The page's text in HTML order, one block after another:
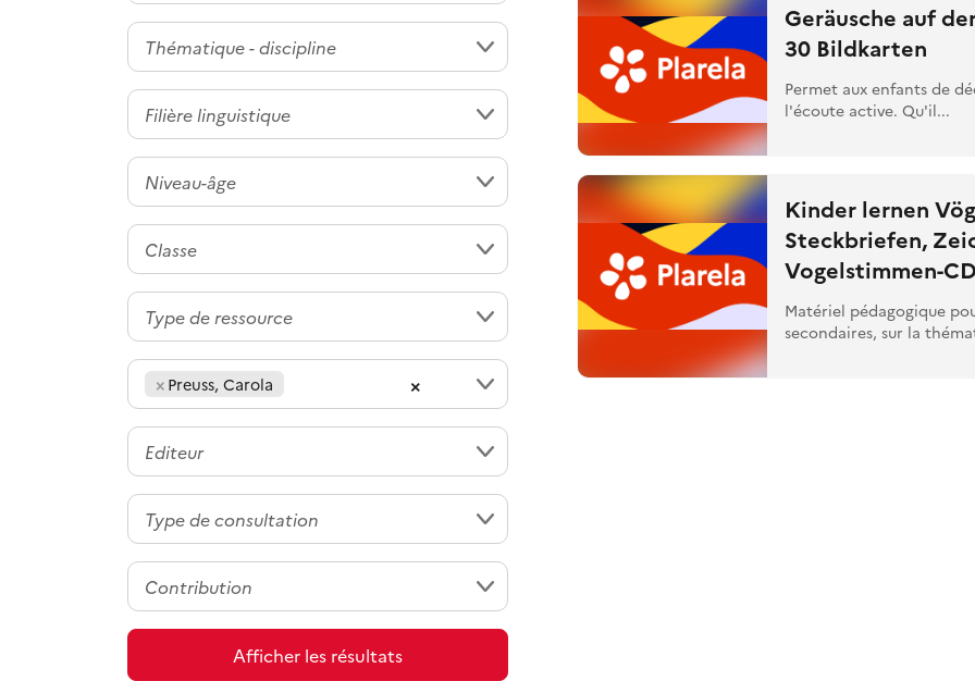
×
× Preuss, Carola
Afficher les résultats
Geräusche auf
30 Bildkarten
Permet aux enfants de
l'écoute active. Qu'il...
Kinder lernen
Steckbriefen,
Vogelstimmen-CD
Matériel pédagogique
secondaires, sur la